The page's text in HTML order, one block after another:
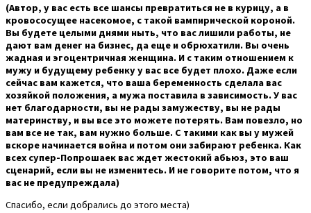
(Автор, у вас есть все шансы превратиться не в курицу, а в
кровососущее насекомое, с такой вампирической короной.
Вы будете целыми днями ныть, что вас лишили работы, не
дают вам денег на бизнес, да еще и обрюхатили. Вы очень
жадная и эгоцентричная женщина. И с таким отношением к
мужу и будущему ребенку у вас все будет плохо. Даже если
сейчас вам кажется, что ваша беременность сделала вас
хозяйкой положения, а мужа поставила в зависимость. У вас
нет благодарности, вы не рады замужеству, вы не рады
материнству, и вы все это можете потерять. Вам повезло, но
вам все не так, вам нужно больше. С такими как вы у мужей
вскоре начинается война и потом они забирают ребенка. Как
всех супер-Попрошаек вас ждет жестокий абьюз, это ваш
сценарий, если вы не изменитесь. И не говорите потом, что я
вас не предупреждала)
Спасибо, если добрались до этого места)